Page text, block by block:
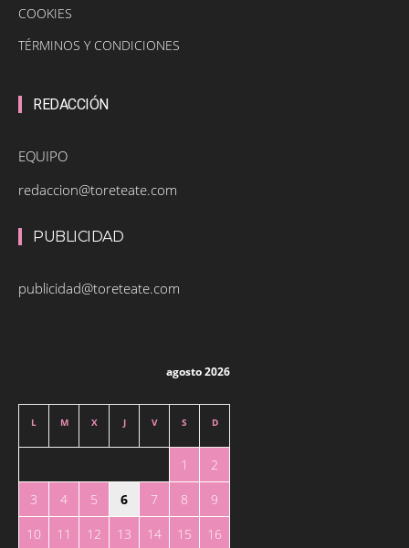
COOKIES
TÉRMINOS Y CONDICIONES
REDACCIÓN
EQUIPO
redaccion@toreteate.com
PUBLICIDAD
publicidad@toreteate.com
agosto 2026
L M X J V S D
1
2
3
4 5 6 7 8
9
10
11 12 13 14 15 16